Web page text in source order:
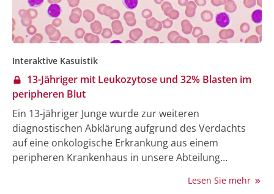
Interaktive Kasuistik
13-Jähriger mit Leukozytose und 32% Blasten im
peripheren Blut
Ein 13-jähriger Junge wurde zur weiteren
diagnostischen Abklärung aufgrund des Verdachts
auf eine onkologische Erkrankung aus einem
peripheren Krankenhaus in unsere Abteilung
etwa 2 Wochen zunehmende Schwellung im linken
Lesen Sie mehr